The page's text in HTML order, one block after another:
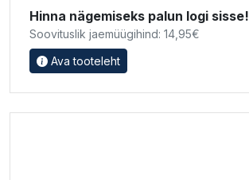
Hinna nägemiseks palun logi sisse!
Soovituslik jaemüügihind: 14,95€
Ava tooteleht